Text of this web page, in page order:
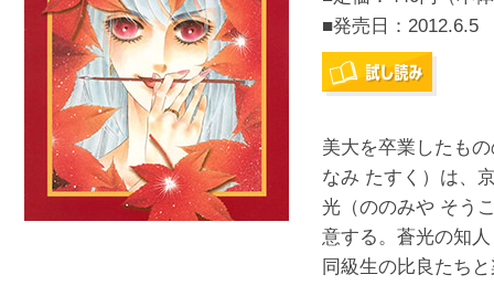
■発売日： 2012.6.5
美大を卒業したも
なみ たすく）は、
光（ののみや そう
意する。蒼光の知
同級生の比良たち